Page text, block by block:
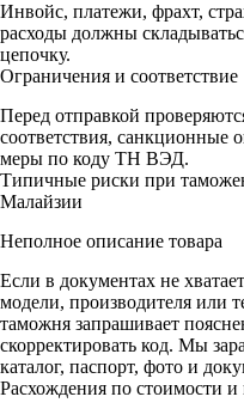
Инвойс, платежи, фрахт,
расходы должны
цепочку.
Ограничения и соответствие
Перед отправкой
соответствия, санкционные
меры по коду ТН ВЭД.
Типичные риски при
Малайзии
Неполное описание товара
Если в документах не
модели, производителя или
таможня запрашивает
скорректировать код. Мы
каталог, паспорт, фото и
Расхождения по стоимости